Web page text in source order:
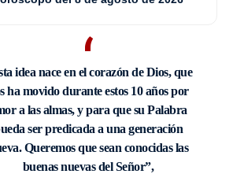
idea nace en el corazón de Dios, que
ha movido durante estos 10 años por
a las almas, y para que su Palabra
ser predicada a una generación
Queremos que sean conocidas las
buenas nuevas del Señor”,